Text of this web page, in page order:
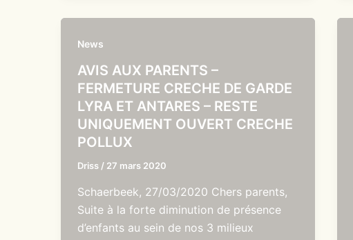
News
AVIS AUX PARENTS –
FERMETURE CRECHE DE GARDE
LYRA ET ANTARES – RESTE
UNIQUEMENT OUVERT CRECHE
POLLUX
Driss / 27 mars 2020
Schaerbeek, 27/03/2020 Chers parents,
Suite à la forte diminution de présence
d’enfants au sein de nos 3 milieux